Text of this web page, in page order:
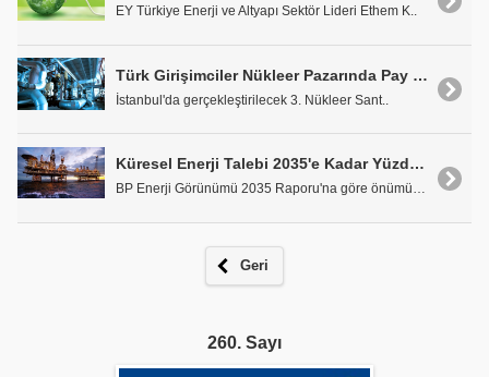
EY Türkiye Enerji ve Altyapı Sektör Lideri Ethem K..
Türk Girişimciler Nükleer Pazarında Pay Kapma Yarışında
İstanbul'da gerçekleştirilecek 3. Nükleer Sant..
Küresel Enerji Talebi 2035'e Kadar Yüzde 37 Artacak
BP Enerji Görünümü 2035 Raporu'na göre önümüzd..
Geri
260. Sayı